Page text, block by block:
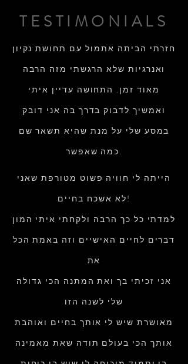
TESTIMONIALS
חזרתי הביתה אתמול עם תחושת נקיון
ואנרגיות שלא הרגשתי מזה הרבה
מאוד זמן. התחושה עדיין איתי
ואמשיך לדבוק בדרך בה אני דובק
במסע שלי על מנת שהיא תשאר שם
כמה שאפשר.
הייתה לי חוויה פשוט מטורפת שאני
לא אשכח בחיים!
למדתי כל כך הרבה ולקחתי איתי המון
דברים לחיים האישיים וזה באמת הכל
את
אני זכיתי בך ואת המתנה הכי גדולה
שלי לשנה הזו
מאושרת שיש לי אותך בחיים ואוהבת
אותך הכי בעולם תודה שאת מאמינה